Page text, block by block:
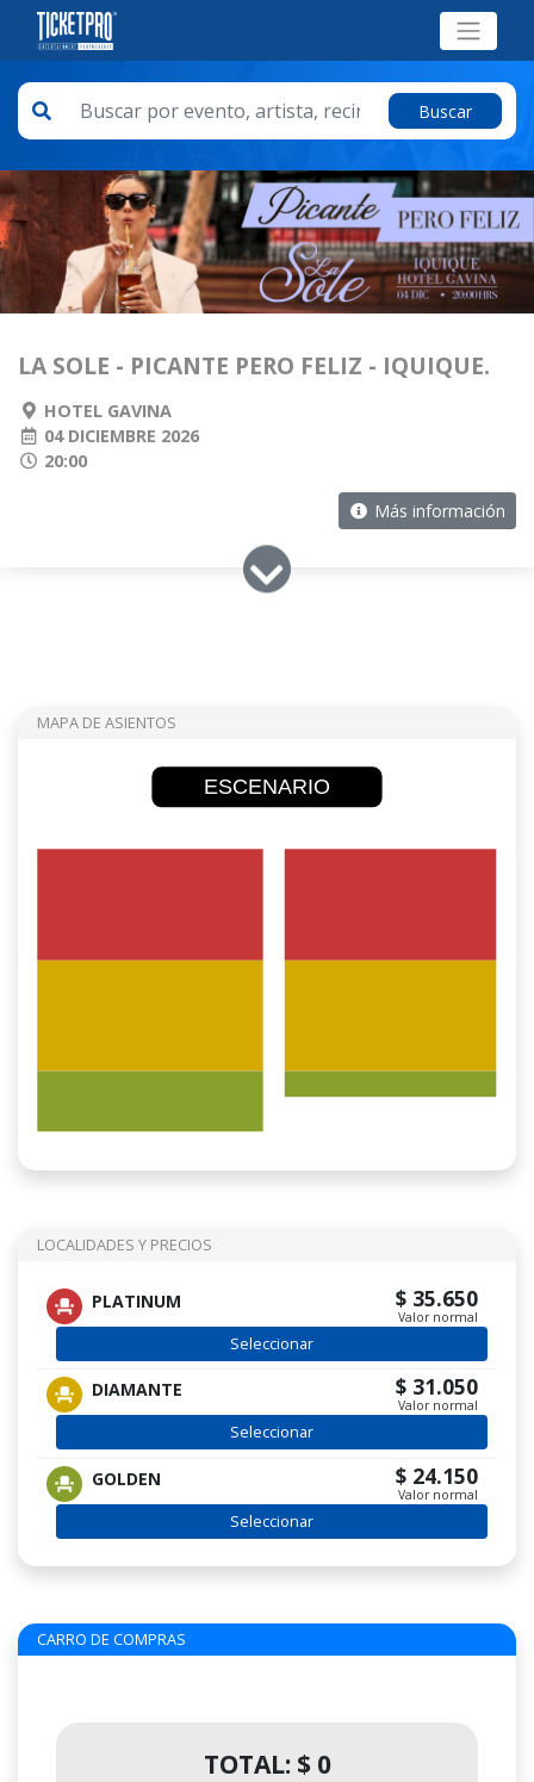
Buscar
LA SOLE - PICANTE PERO FELIZ - IQUIQUE.
HOTEL GAVINA
04 DICIEMBRE 2026
20:00
Más información
MAPA DE ASIENTOS
ESCENARIO
LOCALIDADES Y PRECIOS
PLATINUM $ 35.650
Valor normal
Seleccionar
DIAMANTE $ 31.050
Valor normal
Seleccionar
GOLDEN $ 24.150
Valor normal
Seleccionar
CARRO DE COMPRAS
TOTAL: $ 0